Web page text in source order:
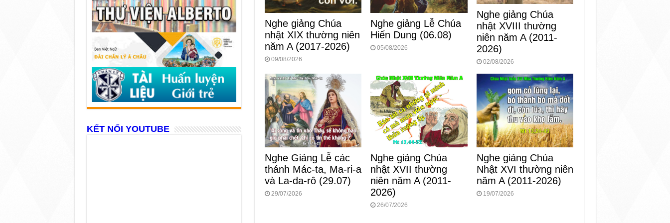
Nghe giảng Chúa
nhật XIX thường niên
năm A (2017-2026)
09/08/2026
Nghe giảng Lễ Chúa
Hiển Dung (06.08)
05/08/2026
Nghe giảng Chúa
nhật XVIII thường
niên năm A (2011-
2026)
02/08/2026
Nghe Giảng Lễ các
thánh Mác-ta, Ma-ri-a
và La-da-rô (29.07)
29/07/2026
Nghe giảng Chúa
nhật XVII thường
niên năm A (2011-
2026)
26/07/2026
Nghe giảng Chúa
Nhật XVI thường niên
năm A (2011-2026)
19/07/2026
KẾT NỐI YOUTUBE